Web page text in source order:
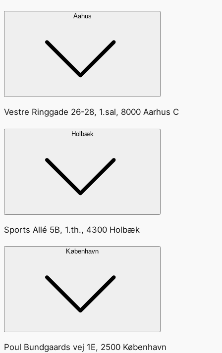
Aahus
Vestre Ringgade 26-28, 1.sal, 8000 Aarhus C
Holbæk
Sports Allé 5B, 1.th., 4300 Holbæk
København
Poul Bundgaards vej 1E, 2500 København